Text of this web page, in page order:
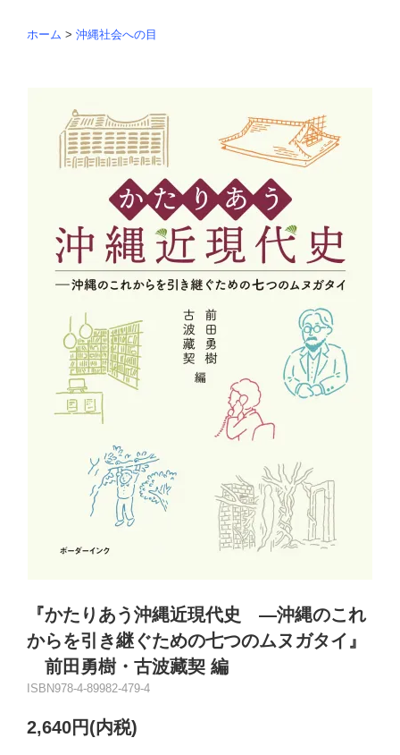
ホーム > 沖縄社会への目
『かたりあう沖縄近現代史 ―沖縄のこれ
からを引き継ぐための七つのムヌガタイ』
前田勇樹・古波藏契 編
ISBN978-4-89982-479-4
2,640円(内税)